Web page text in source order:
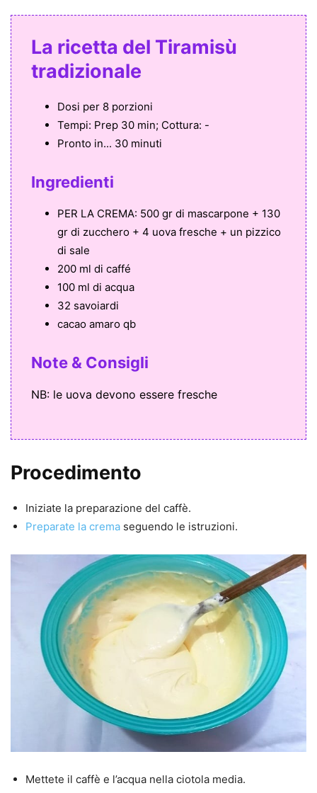
La ricetta del Tiramisù
tradizionale
Dosi per 8 porzioni
Tempi: Prep 30 min; Cottura: -
Pronto in... 30 minuti
Ingredienti
PER LA CREMA: 500 gr di mascarpone + 130
gr di zucchero + 4 uova fresche + un pizzico
di sale
200 ml di caffé
100 ml di acqua
32 savoiardi
cacao amaro qb
Note & Consigli
NB: le uova devono essere fresche
Procedimento
Iniziate la preparazione del caffè.
Preparate la crema seguendo le istruzioni.
Mettete il caffè e l’acqua nella ciotola media.